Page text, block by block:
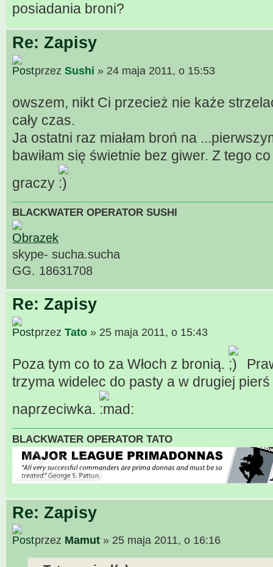
posiadania broni?
Re: Zapisy
przez Sushi » 24 maja 2011, o 15:53
owszem, nikt Ci przecież nie każe
cały czas.
Ja ostatni raz miałam broń na
bawiłam się świetnie bez giwer. Z tego
graczy
BLACKWATER OPERATOR SUSHI
skype- sucha.sucha
GG. 18631708
Re: Zapisy
przez Tato » 25 maja 2011, o 15:43
Poza tym co to za Włoch z bronią.
trzyma widelec do pasty a w drugiej
naprzeciwka.
BLACKWATER OPERATOR TATO
Re: Zapisy
przez Mamut » 25 maja 2011, o 16:16